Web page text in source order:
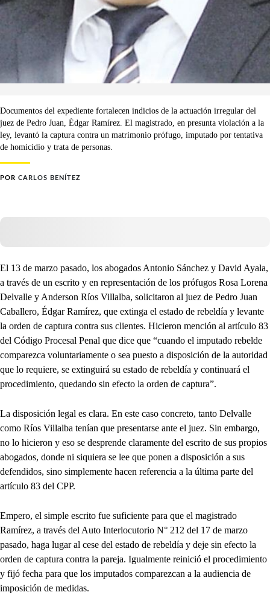
Documentos del expediente fortalecen indicios de la actuación irregular del
juez de Pedro Juan, Édgar Ramírez. El magistrado, en presunta violación a la
ley, levantó la captura contra un matrimonio prófugo, imputado por tentativa
de homicidio y trata de personas.
POR CARLOS BENÍTEZ
El 13 de marzo pasado, los abogados Antonio Sánchez y David Ayala,
a través de un escrito y en representación de los prófugos Rosa Lorena
Delvalle y Anderson Ríos Villalba, solicitaron al juez de Pedro Juan
Caballero, Édgar Ramírez, que extinga el estado de rebeldía y levante
la orden de captura contra sus clientes. Hicieron mención al artículo 83
del Código Procesal Penal que dice que “cuando el imputado rebelde
comparezca voluntariamente o sea puesto a disposición de la autoridad
que lo requiere, se extinguirá su estado de rebeldía y continuará el
procedimiento, quedando sin efecto la orden de captura”.
La disposición legal es clara. En este caso concreto, tanto Delvalle
como Ríos Villalba tenían que presentarse ante el juez. Sin embargo,
no lo hicieron y eso se desprende claramente del escrito de sus propios
abogados, donde ni siquiera se lee que ponen a disposición a sus
defendidos, sino simplemente hacen referencia a la última parte del
artículo 83 del CPP.
Empero, el simple escrito fue suficiente para que el magistrado
Ramírez, a través del Auto Interlocutorio N° 212 del 17 de marzo
pasado, haga lugar al cese del estado de rebeldía y deje sin efecto la
orden de captura contra la pareja. Igualmente reinició el procedimiento
y fijó fecha para que los imputados comparezcan a la audiencia de
imposición de medidas.